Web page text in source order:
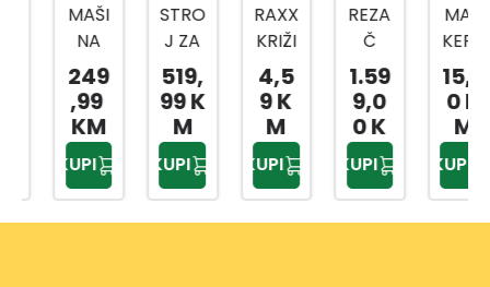
MAŠI
REZA
NJE
PLOČ
ICA
1200
MM
249
,99
KM
STRO
J ZA
REZA
NJE
PLOČ
ICA
TOPL
INE
PRO
519,
99 K
KUPI
RAXX
KRIŽI
ĆI ZA
KERA
PLOČ
ICE
4,0M
4,5
9 K
REZA
PLOČ
ICA
TOPL
INE
1250
MM
1.59
9,0
0 K
M
MAR
KERP
EN
FLO
TER
NAR
ANČ
ASTI
15,5
0 K
KUPI